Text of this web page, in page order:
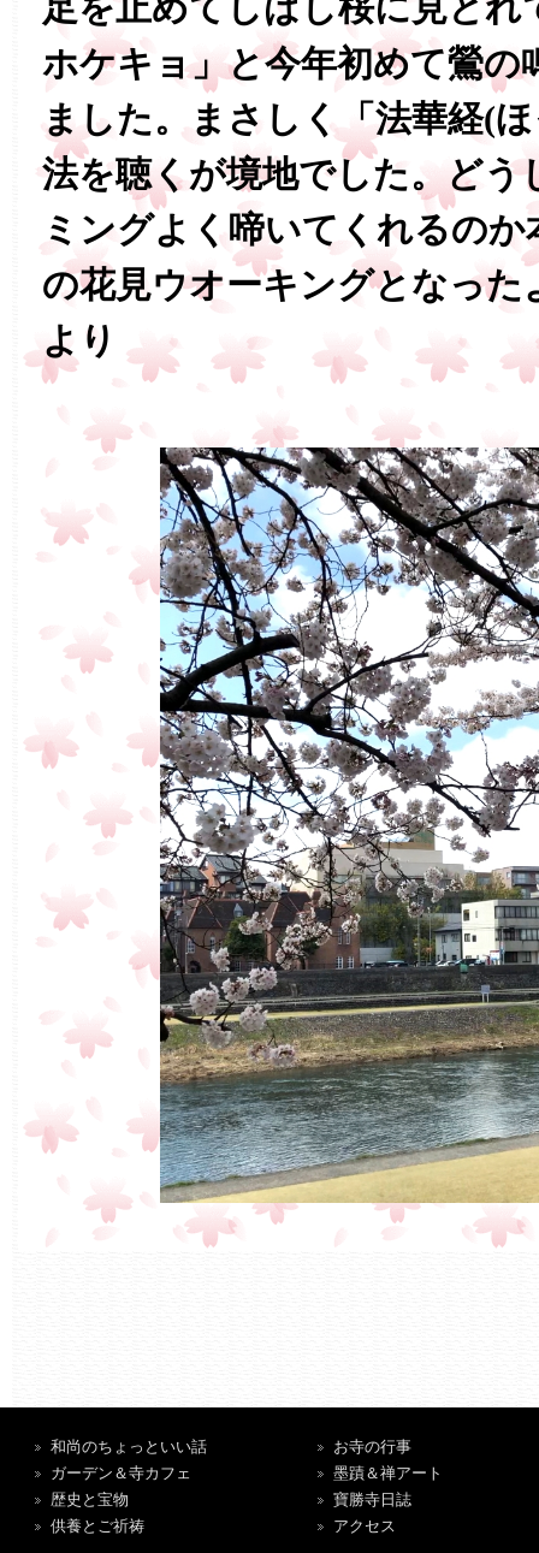
ホケキョ」と今年初めて鶯の
ました。まさしく「法華経(
法を聴くが境地でした。どう
ミングよく啼いてくれるのか
の花見ウオーキングとなった
より
和尚のちょっといい話
ガーデン＆寺カフェ
歴史と宝物
供養とご祈祷
お寺の行事
墨蹟＆禅アート
寶勝寺日誌
アクセス